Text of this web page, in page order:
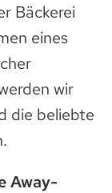
Bäckerei
eines
wir
die beliebte
Away-